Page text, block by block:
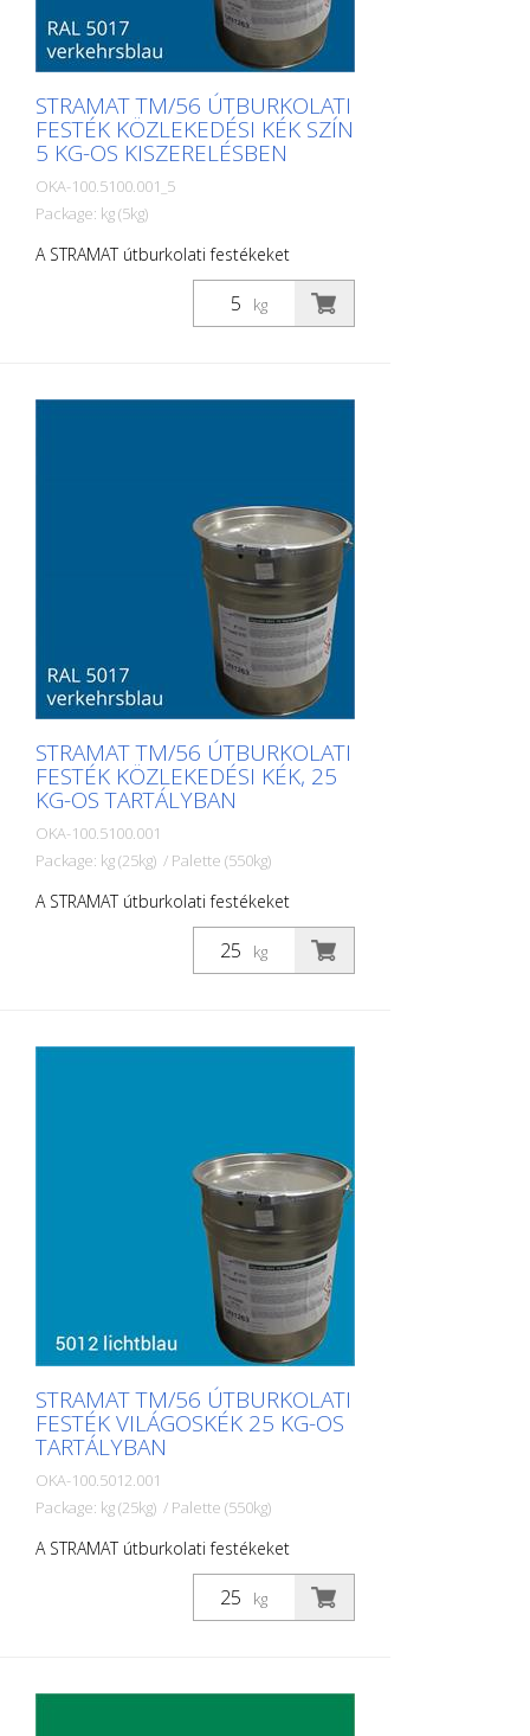
STRAMAT TM/56 ÚTBURKOLATI
FESTÉK KÖZLEKEDÉSI KÉK SZÍN
5 KG-OS KISZERELÉSBEN
OKA-100.5100.001_5
Package: kg (5kg)
A STRAMAT útburkolati festékeket
elsősorban aszfalt- vagy betonfelületeken
használják, szegély- és középvonalak,
parkolóhelyek, űrszelvényjelzések vagy
kg
STRAMAT TM/56 ÚTBURKOLATI
FESTÉK KÖZLEKEDÉSI KÉK, 25
KG-OS TARTÁLYBAN
OKA-100.5100.001
Package: kg (25kg) / Palette (550kg)
A STRAMAT útburkolati festékeket
elsősorban aszfalt- vagy betonfelületeken
használják, szegély- és középvonalak,
parkolóhelyek, űrszelvényjelzések vagy
kg
STRAMAT TM/56 ÚTBURKOLATI
FESTÉK VILÁGOSKÉK 25 KG-OS
TARTÁLYBAN
OKA-100.5012.001
Package: kg (25kg) / Palette (550kg)
A STRAMAT útburkolati festékeket
elsősorban aszfalt- vagy betonfelületeken,
szegély- és középvonalak, parkolók,
útburkolati jelek vagy egyéb jelölések
kg